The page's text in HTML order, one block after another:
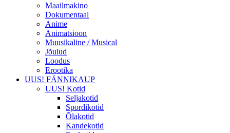
Maailmakino
Dokumentaal
Anime
Animatsioon
Muusikaline / Musical
Jõulud
Loodus
Erootika
UUS! FÄNNIKAUP
UUS! Kotid
Seljakotid
Spordikotid
Õlakotid
Kandekotid